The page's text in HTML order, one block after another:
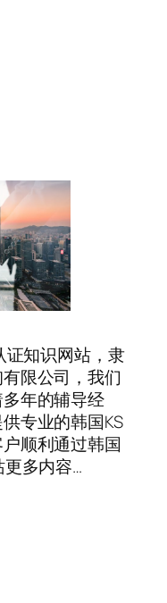
证知识网站，隶
限公司，我们
年的辅导经
专业的韩国KS
顺利通过韩国
更多内容…